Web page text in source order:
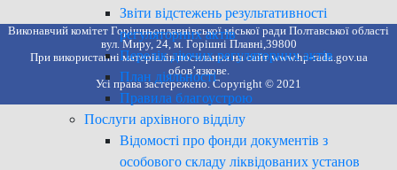
Звіти відстежень результативності
регуляторних актів
Перелік діючих регуляторних актів
План діяльності
Правила благоустрою
Послуги архівного відділу
Відомості про фонди документів з
особового складу ліквідованих установ
Виконавчий комітет Горішньоплавнівської міської ради Полтавської області
вул. Миру, 24, м. Горішні Плавні,39800
При використанні матеріалів посилання на сайт www.hp-rada.gov.ua
обов’язкове.
Усі права застережено. Copyright © 2021